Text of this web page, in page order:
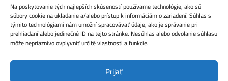
Na poskytovanie tých najlepších skúseností používame technológie, ako sú
súbory cookie na ukladanie a/alebo prístup k informáciám o zariadení. Súhlas s
týmito technológiami nám umožní spracovávať údaje, ako je správanie pri
prehliadaní alebo jedinečné ID na tejto stránke. Nesúhlas alebo odvolanie súhlasu
môže nepriaznivo ovplyvniť určité vlastnosti a funkcie.
Prijať
Počet videní:56
Ochrana osobných údajov